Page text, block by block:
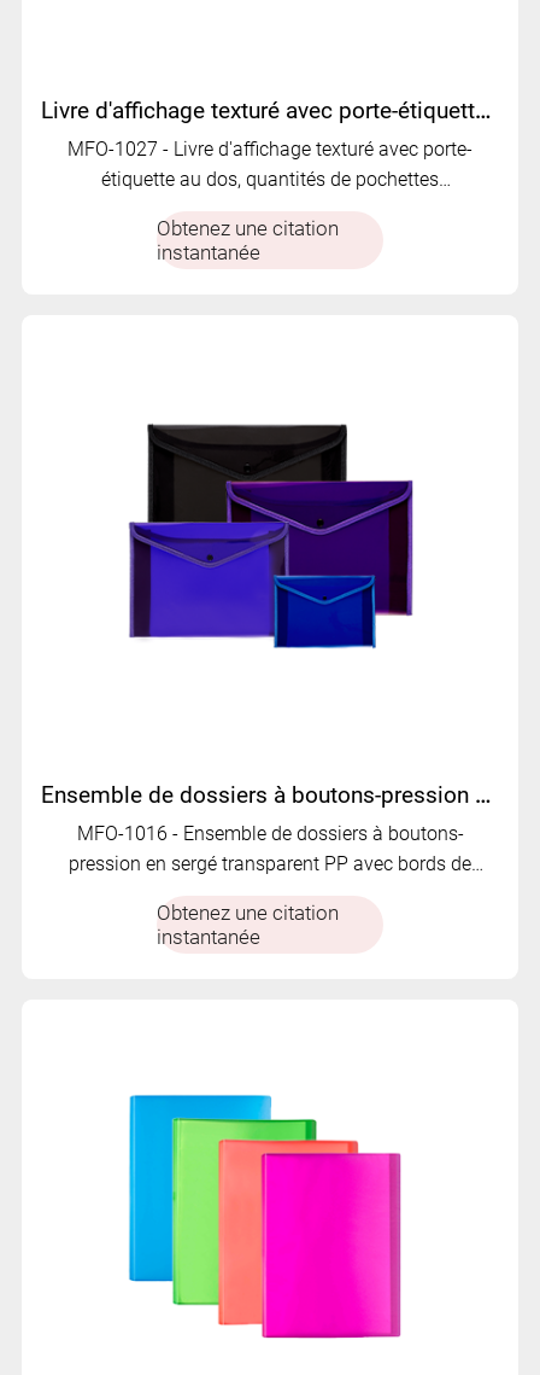
Livre d'affichage texturé avec porte-étiquette au dos | MFO-1027
MFO-1027 - Livre d'affichage texturé avec porte-
étiquette au dos, quantités de pochettes
présentation et un classement organisés des
Obtenez une citation
instantanée
Ensemble de dossiers à boutons-pression en sergé transparent PP avec bord de couture | MFO-1016
MFO-1016 - Ensemble de dossiers à boutons-
pression en sergé transparent PP avec bords de
couleurs personnalisables pour documents et ac
Obtenez une citation
instantanée